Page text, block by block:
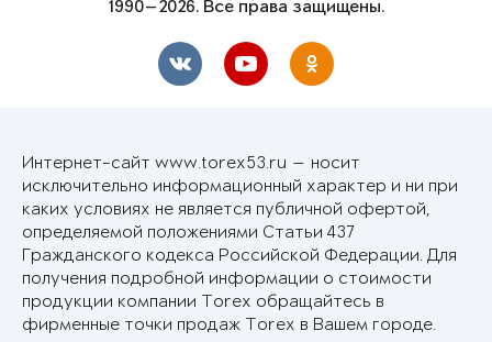
1990—2026. Все права защищены.
Интернет-сайт www.torex53.ru — носит
исключительно информационный характер и ни при
каких условиях не является публичной офертой,
определяемой положениями Статьи 437
Гражданского кодекса Российской Федерации. Для
получения подробной информации о стоимости
продукции компании Torex обращайтесь в
фирменные точки продаж Torex в Вашем городе.